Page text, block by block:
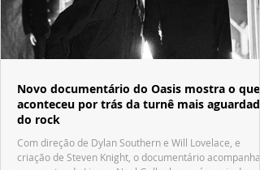
Novo documentário do Oasis mostra o que
aconteceu por trás da turnê mais aguardada
do rock
Com direção de Dylan Southern e Will Lovelace, e
criação de Steven Knight, o documentário acompanha